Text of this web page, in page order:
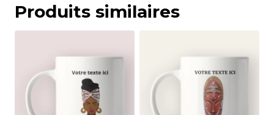
Produits similaires